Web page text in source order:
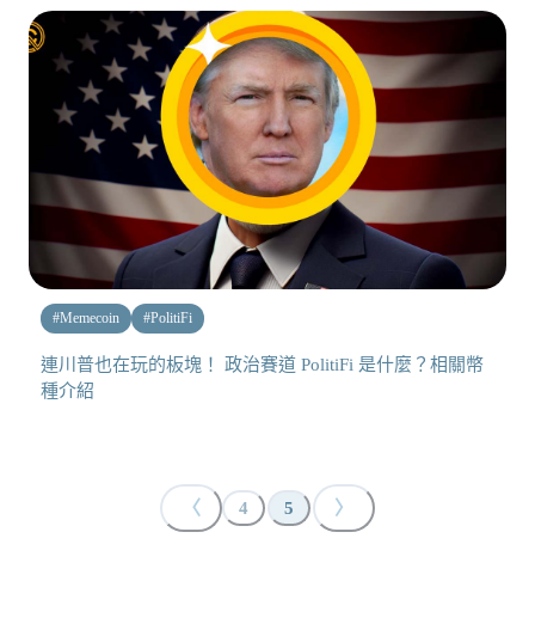
#Memecoin #PolitiFi
連川普也在玩的板塊！ 政治賽道 PolitiFi 是什麼？相關幣
種介紹
〈 4 5 〉